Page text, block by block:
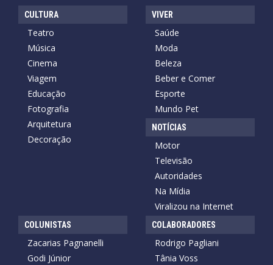
CULTURA
Teatro
Música
Cinema
Viagem
Educação
Fotografia
Arquitetura
Decoração
VIVER
Saúde
Moda
Beleza
Beber e Comer
Esporte
Mundo Pet
NOTÍCIAS
Motor
Televisão
Autoridades
Na Mídia
Viralizou na Internet
COLUNISTAS
Zacarias Pagnanelli
Godi Júnior
COLABORADORES
Rodrigo Pagliani
Tânia Voss